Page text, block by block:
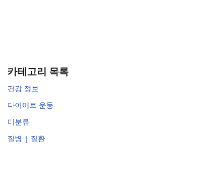
카테고리 목록
건강 정보
다이어트 운동
미분류
질병 | 질환